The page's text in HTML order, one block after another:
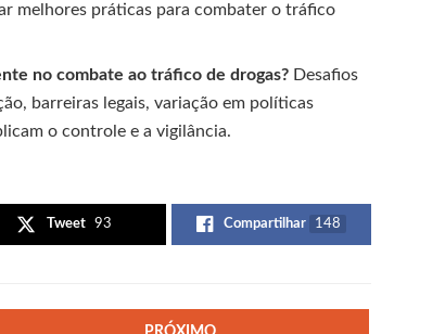
melhores práticas para combater o tráfico
no combate ao tráfico de drogas? Desafios
barreiras legais, variação em políticas
o controle e a vigilância.
Tweet 93 Compartilhar 148